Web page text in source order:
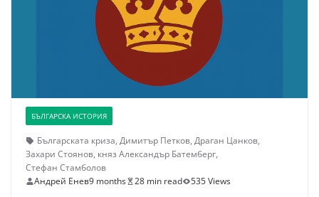
БЪЛГАРСКА ИСТОРИЯ
Българската криза, Димитър Петков, Драган Цанков,
Захари Стоянов, княз Александър Батемберг,
Стефан Стамболов
Андрей Енев9 months 28 min read 535 Views